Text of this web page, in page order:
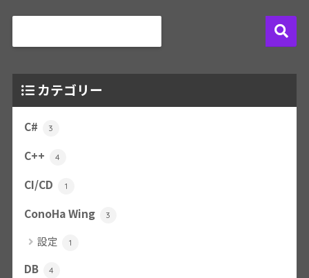
カテゴリー
C# 3
C++ 4
CI/CD 1
ConoHa Wing 3
設定 1
DB 4